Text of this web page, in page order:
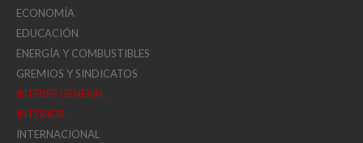
ECONOMÍA
EDUCACIÓN
ENERGÍA Y COMBUSTIBLES
GREMIOS Y SINDICATOS
INTERÉS GENERAL
INTERIOR
INTERNACIONAL